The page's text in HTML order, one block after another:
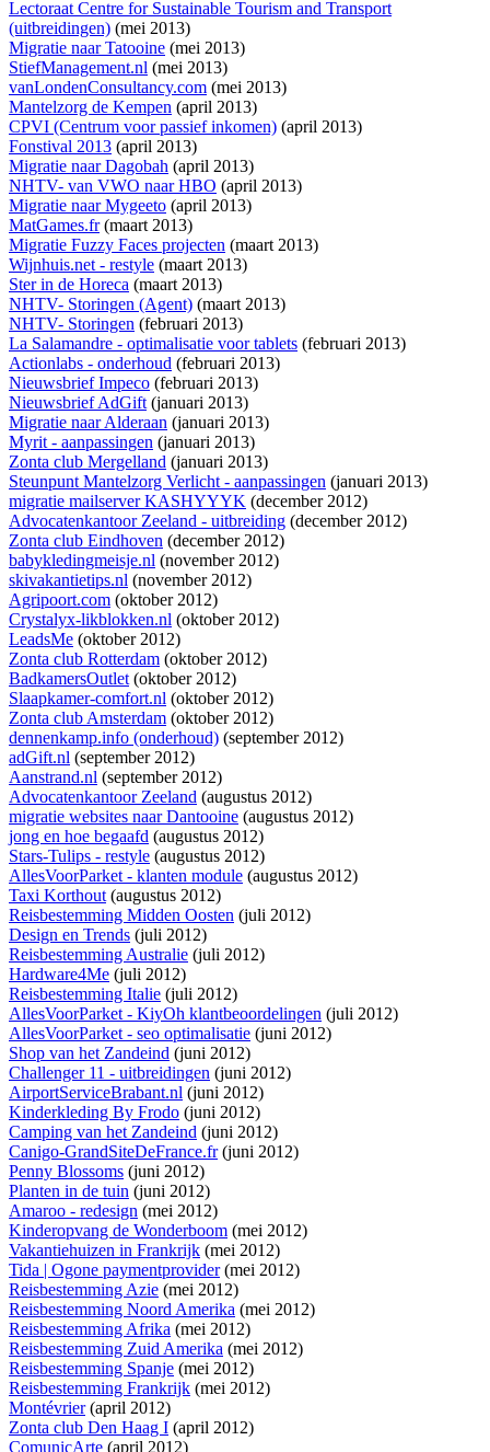
Lectoraat Centre for Sustainable Tourism and Transport
(uitbreidingen) (mei 2013)
Migratie naar Tatooine (mei 2013)
StiefManagement.nl (mei 2013)
vanLondenConsultancy.com (mei 2013)
Mantelzorg de Kempen (april 2013)
CPVI (Centrum voor passief inkomen) (april 2013)
Fonstival 2013 (april 2013)
Migratie naar Dagobah (april 2013)
NHTV- van VWO naar HBO (april 2013)
Migratie naar Mygeeto (april 2013)
MatGames.fr(maart 2013)
Migratie Fuzzy Faces projecten (maart 2013)
Wijnhuis.net - restyle (maart 2013)
Ster in de Horeca (maart 2013)
NHTV- Storingen (Agent) (maart 2013)
NHTV- Storingen (februari 2013)
La Salamandre - optimalisatie voor tablets (februari 2013)
Actionlabs - onderhoud (februari 2013)
Nieuwsbrief Impeco (februari 2013)
Nieuwsbrief AdGift(januari 2013)
Migratie naar Alderaan (januari 2013)
Myrit - aanpassingen (januari 2013)
Zonta club Mergelland (januari 2013)
Steunpunt Mantelzorg Verlicht - aanpassingen (januari 2013)
migratie mailserver KASHYYYK (december 2012)
Advocatenkantoor Zeeland - uitbreiding (december 2012)
Zonta club Eindhoven (december 2012)
babykledingmeisje.nl (november 2012)
skivakantietips.nl (november 2012)
Agripoort.com (oktober 2012)
Crystalyx-likblokken.nl (oktober 2012)
LeadsMe (oktober 2012)
Zonta club Rotterdam (oktober 2012)
BadkamersOutlet(oktober 2012)
Slaapkamer-comfort.nl (oktober 2012)
Zonta club Amsterdam (oktober 2012)
dennenkamp.info (onderhoud) (september 2012)
adGift.nl (september 2012)
Aanstrand.nl (september 2012)
Advocatenkantoor Zeeland (augustus 2012)
migratie websites naar Dantooine (augustus 2012)
jong en hoe begaafd (augustus 2012)
Stars-Tulips - restyle (augustus 2012)
AllesVoorParket - klanten module (augustus 2012)
Taxi Korthout(augustus 2012)
Reisbestemming Midden Oosten (juli 2012)
Design en Trends (juli 2012)
Reisbestemming Australie (juli 2012)
Hardware4Me (juli 2012)
Reisbestemming Italie (juli 2012)
AllesVoorParket - KiyOh klantbeoordelingen (juli 2012)
AllesVoorParket - seo optimalisatie (juni 2012)
Shop van het Zandeind (juni 2012)
Challenger 11 - uitbreidingen (juni 2012)
AirportServiceBrabant.nl (juni 2012)
Kinderkleding By Frodo (juni 2012)
Camping van het Zandeind (juni 2012)
Canigo-GrandSiteDeFrance.fr(juni 2012)
Penny Blossoms (juni 2012)
Planten in de tuin (juni 2012)
Amaroo - redesign (mei 2012)
Kinderopvang de Wonderboom (mei 2012)
Vakantiehuizen in Frankrijk (mei 2012)
Tida | Ogone paymentprovider(mei 2012)
Reisbestemming Azie (mei 2012)
Reisbestemming Noord Amerika (mei 2012)
Reisbestemming Afrika (mei 2012)
Reisbestemming Zuid Amerika (mei 2012)
Reisbestemming Spanje (mei 2012)
Reisbestemming Frankrijk (mei 2012)
Montévrier(april 2012)
Zonta club Den Haag I (april 2012)
ComunicArte (april 2012)